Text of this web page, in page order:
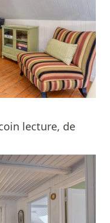
lecture, de